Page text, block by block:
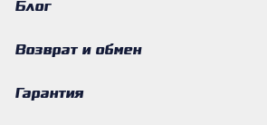
Блог
Возврат и обмен
Гарантия